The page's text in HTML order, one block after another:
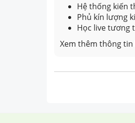
Hệ thống kiến
Phủ kín lượng
Học live tương
Xem thêm thông